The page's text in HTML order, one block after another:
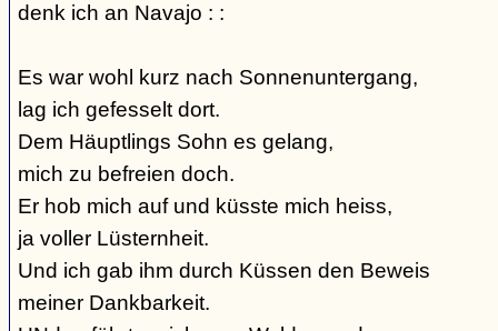
denk ich an Navajo : :
Es war wohl kurz nach Sonnenuntergang,
lag ich gefesselt dort.
Dem Häuptlings Sohn es gelang,
mich zu befreien doch.
Er hob mich auf und küsste mich heiss,
ja voller Lüsternheit.
Und ich gab ihm durch Küssen den Beweis
meiner Dankbarkeit.